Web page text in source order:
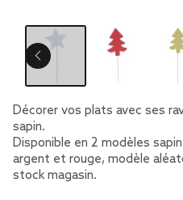
Décorer vos plats avec ses
sapin.
Disponible en 2 modèles
argent et rouge, modèle
stock magasin.